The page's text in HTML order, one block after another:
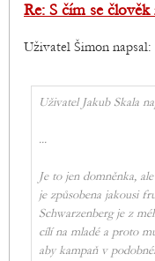
Re: S čím se
Uživatel Šimon napsal:
Uživatel Jakub Skala
...
Je to jen domněnka,
je způsobena jakousi
Schwarzenberg je z
cílí na mladé a proto
aby kampaň v